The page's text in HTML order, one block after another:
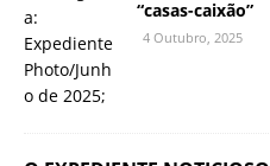
“casas-caixão”
4 Outubro, 2025